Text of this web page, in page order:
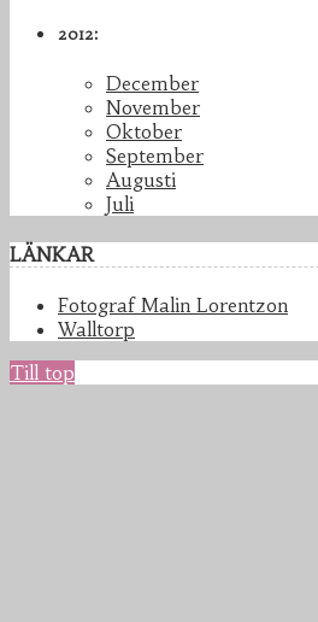
2012:
December
November
Oktober
September
Augusti
Juli
LÄNKAR
Fotograf Malin Lorentzon
Walltorp
Till top